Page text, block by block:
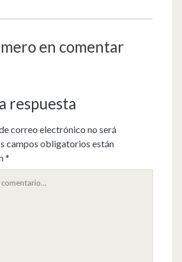
en comentar
respuesta
correo electrónico no será
campos obligatorios están
*